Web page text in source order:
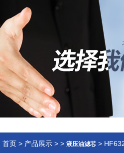
首页 > 产品展示 > > 液压油滤芯 >